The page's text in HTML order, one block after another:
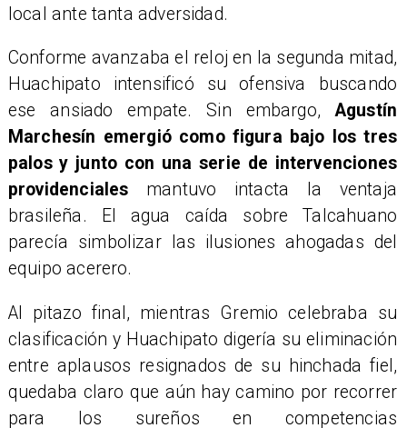
local ante tanta adversidad.
Conforme avanzaba el reloj en la segunda mitad,
Huachipato intensificó su ofensiva buscando
ese ansiado empate. Sin embargo,Agustín
Marchesín emergió como figura bajo los tres
palos y junto con una serie de intervenciones
providenciales mantuvo intacta la ventaja
brasileña. El agua caída sobre Talcahuano
parecía simbolizar las ilusiones ahogadas del
equipo acerero.
Al pitazo final, mientras Gremio celebraba su
clasificación y Huachipato digería su eliminación
entre aplausos resignados de su hinchada fiel,
quedaba claro que aún hay camino por recorrer
para los sureños en competencias